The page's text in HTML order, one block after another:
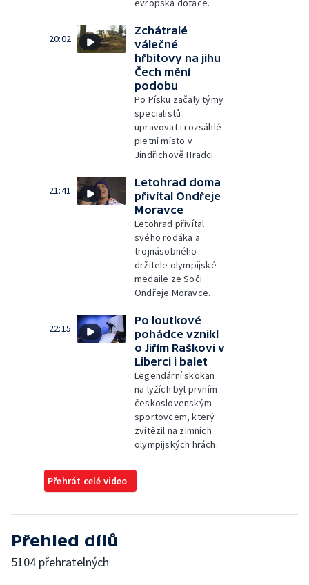
evropská dotace.
20:02
Zchátralé
válečné
hřbitovy na jihu
Čech mění
podobu
Po Písku začaly týmy
specialistů
upravovat i rozsáhlé
pietní místo v
Jindřichově Hradci.
21:41
Letohrad doma
přivítal Ondřeje
Moravce
Letohrad přivítal
svého rodáka a
trojnásobného
držitele olympijské
medaile ze Soči
Ondřeje Moravce.
22:15
Po loutkové
pohádce vznikl
o Jiřím Raškovi v
Liberci i balet
Legendární skokan
na lyžích byl prvním
československým
sportovcem, který
zvítězil na zimních
olympijských hrách.
Přehrát celé video
Přehled dílů
5104 přehratelných